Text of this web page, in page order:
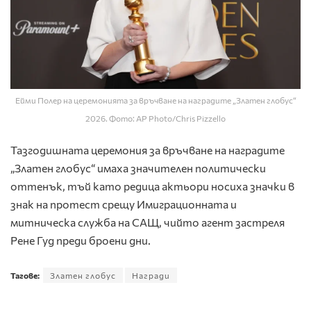
Ейми Полер на церемонията за връчване на наградите „Златен глобус“
2026. Фото: AP Photo/Chris Pizzello
Тазгодишната церемония за връчване на наградите
„Златен глобус“ имаха значителен политически
оттенък, тъй като редица актьори носиха значки в
знак на протест срещу Имиграционната и
митническа служба на САЩ, чийто агент застреля
Рене Гуд преди броени дни.
Тагове: Златен глобус Награди